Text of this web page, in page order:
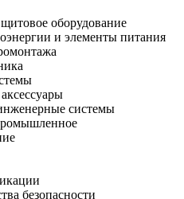
оборудование
и элементы питания
системы
безопасности